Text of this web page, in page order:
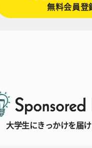
無料会員登
大学生にきっかけを届